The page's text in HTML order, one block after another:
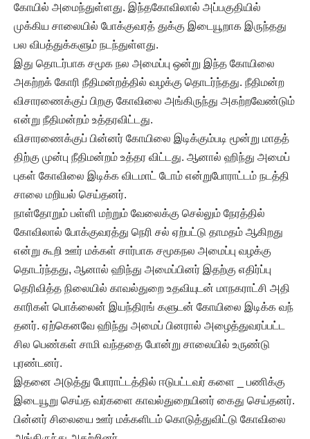
கோயில் அமைந்துள்ளது. இந்தகோவிலால் அப்பகுதியில்
முக்கிய சாலையில் போக்குவரத் துக்கு இடையூறாக இருந்தது
பல விபத்துக்களும் நடந்துள்ளது.
இது தொடர்பாக சமூக நல அமைப்பு ஒன்று இந்த கோயிலை
அகற்றக் கோரி நீதிமன்றத்தில் வழக்கு தொடர்ந்தது. நீதிமன்ற
விசாரணைக்குப் பிறகு கோவிலை அங்கிருந்து அகற்றவேண்டும்
என்று நீதிமன்றம் உத்தரவிட்டது.
விசாரணைக்குப் பின்னர் கோயிலை இடிக்கும்படி மூன்று மாதத்
திற்கு முன்பு நீதிமன்றம் உத்தர விட்டது. ஆனால் ஹிந்து அமைப்
புகள் கோவிலை இடிக்க விடமாட் டோம் என்றுபோராட்டம் நடத்தி
சாலை மறியல் செய்தனர்.
நாள்தோறும் பள்ளி மற்றும் வேலைக்கு செல்லும் நேரத்தில்
கோவிலால் போக்குவரத்து நெரி சல் ஏற்பட்டு தாமதம் ஆகிறது
என்று கூறி ஊர் மக்கள் சார்பாக சமூகநல அமைப்பு வழக்கு
தொடர்ந்தது, ஆனால் ஹிந்து அமைப்பினர் இதற்கு எதிர்ப்பு
தெரிவித்த நிலையில் காவல்துறை உதவியுடன் மாநகராட்சி அதி
காரிகள் பொக்லைன் இயந்திரங் களுடன் கோயிலை இடிக்க வந்
தனர். ஏற்கெனவே ஹிந்து அமைப் பினரால் அழைத்துவரப்பட்ட
சில பெண்கள் சாமி வந்ததை போன்று சாலையில் உருண்டு
புரண்டனர்.
இதனை அடுத்து போராட்டத்தில் ஈடுபட்டவர் களை _ பணிக்கு
இடையூறு செய்த வர்களை காவல்துறையினர் கைது செய்தனர்.
பின்னர் சிலையை ஊர் மக்களிடம் கொடுத்துவிட்டு கோவிலை